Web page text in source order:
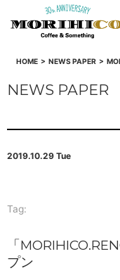
HOME> NEWS PAPER>
NEWS PAPER
2019.10.29 Tue
Tag:
「
プン